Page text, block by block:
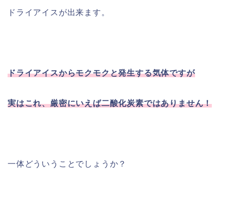
ドライアイスが出来ます。
ドライアイスからモクモクと発生する気体ですが
実はこれ、厳密にいえば二酸化炭素ではありません！
一体どういうことでしょうか？